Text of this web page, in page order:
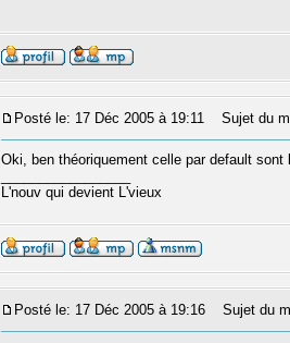
Posté le: 17 Déc 2005 à 19:11 Sujet du
Oki, ben théoriquement celle par default sont
L'nouv qui devient L'vieux
Posté le: 17 Déc 2005 à 19:16 Sujet du